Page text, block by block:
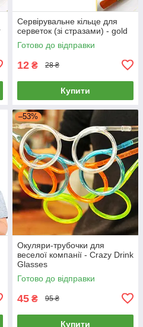
Сервірувальне кільце для
серветок (зі стразами) - gold
Готово до відправки
12 ₴ 28 ₴
Купити
–53%
Окуляри-трубочки для
веселої компанії - Crazy Drink
Glasses
Готово до відправки
45 ₴ 95 ₴
Купити